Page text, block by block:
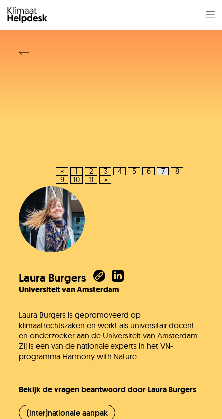
« 1 2 3 4 5 6 7
8
9
10 11 »
Laura Burgers
Universiteit van Amsterdam
Laura Burgers is gepromoveerd op
klimaatrechtszaken en werkt als universitair docent
en onderzoeker aan de Universiteit van Amsterdam.
Zij is een van de nationale experts in het VN-
programma Harmony with Nature.
Bekijk de vragen beantwoord door Laura Burgers
(inter)nationale aanpak